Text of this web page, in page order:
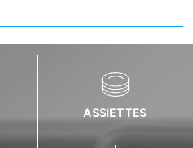
ASSIETTES